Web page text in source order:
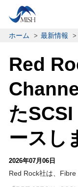
ホーム 最新情報
Red
た
ースし
2026年07月06日
Red Rock社は、